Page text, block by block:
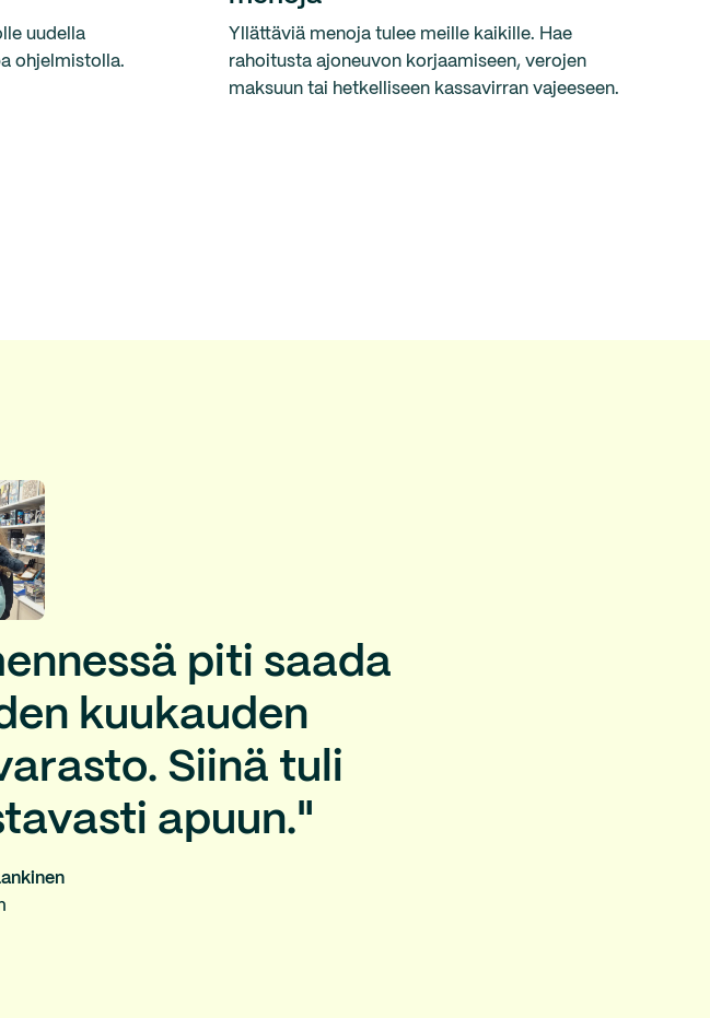
uudella
ohjelmistolla.
Yllättäviä menoja tulee meille kaikille. Hae
rahoitusta ajoneuvon korjaamiseen, verojen
maksuun tai hetkelliseen kassavirran vajeeseen.
piti saada
kuukauden
Siinä tuli
apuun."